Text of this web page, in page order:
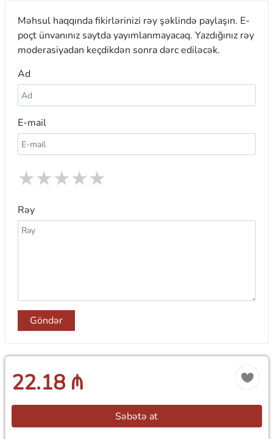
Məhsul haqqında fikirlərinizi rəy şəklində paylaşın. E-
poçt ünvanınız saytda yayımlanmayacaq. Yazdığınız rəy
moderasiyadan keçdikdən sonra dərc ediləcək.
Ad
E-mail
★
★
★
★
★
Rəy
Göndər
22.18 ₼
Səbətə at